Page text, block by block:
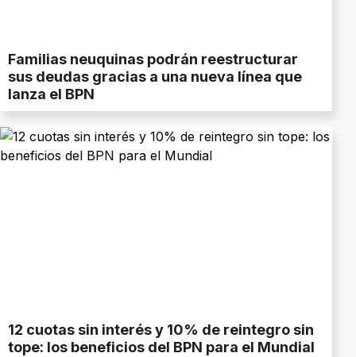
Familias neuquinas podrán reestructurar
sus deudas gracias a una nueva línea que
lanza el BPN
12 cuotas sin interés y 10% de reintegro sin
tope: los beneficios del BPN para el Mundial